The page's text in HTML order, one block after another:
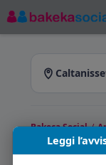
Bakeca Social/
Annunci
Leggi